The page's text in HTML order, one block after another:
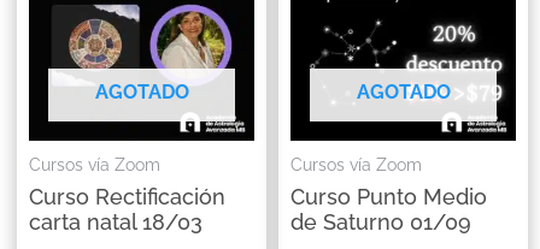
AGOTADO
Cursos vía Zoom
Curso Rectificación
carta natal 18/03
AGOTADO
Cursos vía Zoom
Curso Punto Medio
de Saturno 01/09